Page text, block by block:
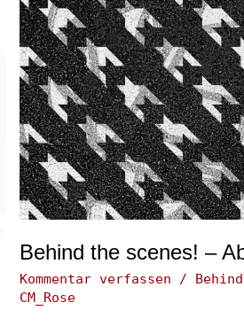
Nachhaltigkeit
Behind the scenes! –
Kommentar verfassen /
CM_Rose